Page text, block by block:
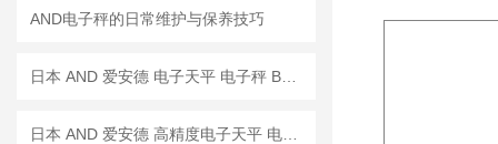
AND电子秤的日常维护与保养技巧